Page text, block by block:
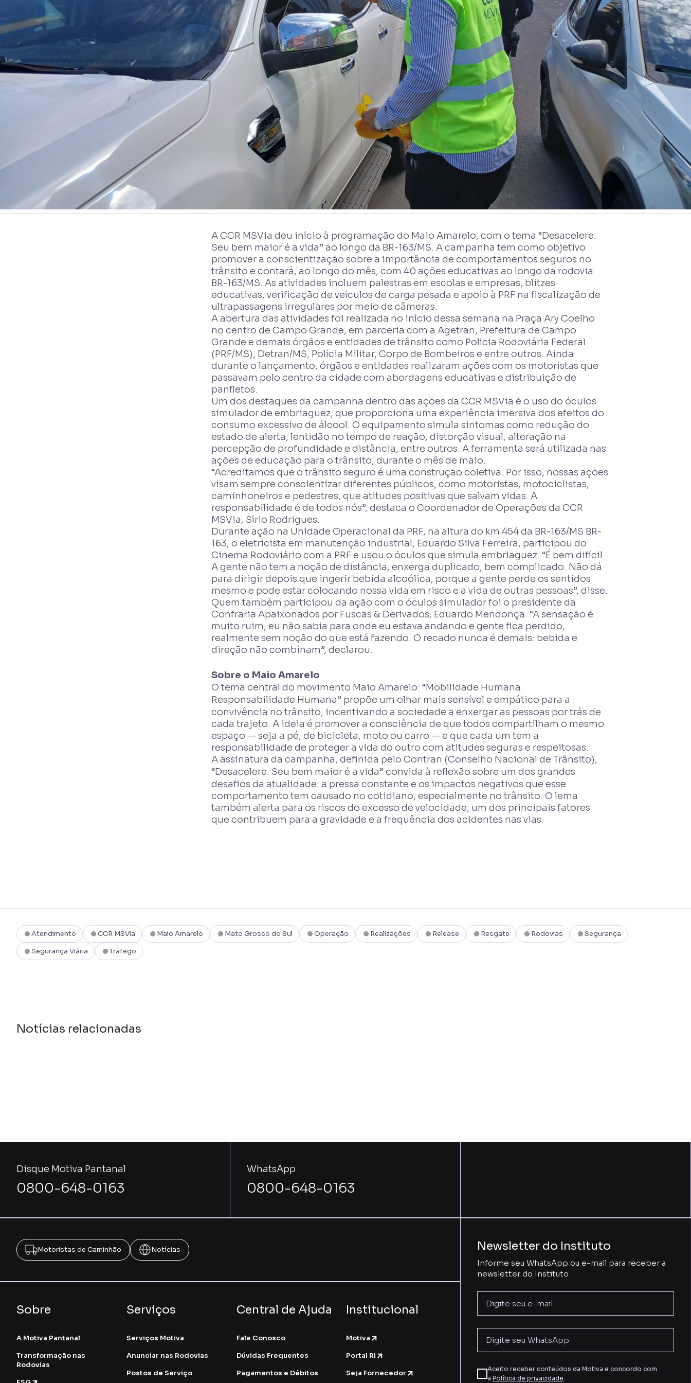
A CCR MSVia deu início à programação do Maio Amarelo, com o tema “Desacelere.
Seu bem maior é a vida” ao longo da BR-163/MS. A campanha tem como objetivo
promover a conscientização sobre a importância de comportamentos seguros no
trânsito e contará, ao longo do mês, com 40 ações educativas ao longo da rodovia
BR-163/MS. As atividades incluem palestras em escolas e empresas, blitzes
educativas, verificação de veículos de carga pesada e apoio à PRF na fiscalização de
ultrapassagens irregulares por meio de câmeras.
A abertura das atividades foi realizada no início dessa semana na Praça Ary Coelho
no centro de Campo Grande, em parceria com a Agetran, Prefeitura de Campo
Grande e demais órgãos e entidades de trânsito como Polícia Rodoviária Federal
(PRF/MS), Detran/MS, Polícia Militar, Corpo de Bombeiros e entre outros. Ainda
durante o lançamento, órgãos e entidades realizaram ações com os motoristas que
passavam pelo centro da cidade com abordagens educativas e distribuição de
panfletos.
Um dos destaques da campanha dentro das ações da CCR MSVia é o uso do óculos
simulador de embriaguez, que proporciona uma experiência imersiva dos efeitos do
consumo excessivo de álcool. O equipamento simula sintomas como redução do
estado de alerta, lentidão no tempo de reação, distorção visual, alteração na
percepção de profundidade e distância, entre outros. A ferramenta será utilizada nas
ações de educação para o trânsito, durante o mês de maio.
“Acreditamos que o trânsito seguro é uma construção coletiva. Por isso, nossas ações
visam sempre conscientizar diferentes públicos, como motoristas, motociclistas,
caminhoneiros e pedestres, que atitudes positivas que salvam vidas. A
responsabilidade é de todos nós”, destaca o Coordenador de Operações da CCR
MSVia, Sírio Rodrigues.
Durante ação na Unidade Operacional da PRF, na altura do km 454 da BR-163/MS BR-
163, o eletricista em manutenção industrial, Eduardo Silva Ferreira, participou do
Cinema Rodoviário com a PRF e usou o óculos que simula embriaguez. “É bem difícil.
A gente não tem a noção de distância, enxerga duplicado, bem complicado. Não dá
para dirigir depois que ingerir bebida alcoólica, porque a gente perde os sentidos
mesmo e pode estar colocando nossa vida em risco e a vida de outras pessoas”, disse.
Quem também participou da ação com o óculos simulador foi o presidente da
Confraria Apaixonados por Fuscas & Derivados, Eduardo Mendonça. “A sensação é
muito ruim, eu não sabia para onde eu estava andando e gente fica perdido,
realmente sem noção do que está fazendo. O recado nunca é demais: bebida e
direção não combinam”, declarou.
Sobre o Maio Amarelo
O tema central do movimento Maio Amarelo: “Mobilidade Humana.
Responsabilidade Humana” propõe um olhar mais sensível e empático para a
convivência no trânsito, incentivando a sociedade a enxergar as pessoas por trás de
cada trajeto. A ideia é promover a consciência de que todos compartilham o mesmo
espaço — seja a pé, de bicicleta, moto ou carro — e que cada um tem a
responsabilidade de proteger a vida do outro com atitudes seguras e respeitosas.
A assinatura da campanha, definida pelo Contran (Conselho Nacional de Trânsito),
“Desacelere. Seu bem maior é a vida” convida à reflexão sobre um dos grandes
desafios da atualidade: a pressa constante e os impactos negativos que esse
comportamento tem causado no cotidiano, especialmente no trânsito. O lema
também alerta para os riscos do excesso de velocidade, um dos principais fatores
que contribuem para a gravidade e a frequência dos acidentes nas vias.
Atendimento CCR MSVia Maio Amarelo Mato Grosso do Sul Operação Realizações Release Resgate Rodovias
Segurança
Segurança Viária
Tráfego
Notícias relacionadas
Disque Motiva Pantanal
0800-648-0163
WhatsApp
0800-648-0163
Motoristas de Caminhão Notícias
Sobre
A Motiva Pantanal
Transformação nas
Rodovias
Serviços
Serviços Motiva
Anunciar nas Rodovias
Postos de Serviço
Central de Ajuda
Fale Conosco
Dúvidas Frequentes
Pagamentos e Débitos
Institucional
Motiva
Portal RI
Seja Fornecedor
Newsletter do Instituto
Informe seu WhatsApp ou e-mail para receber a
newsletter do Instituto
Aceito receber conteúdos da Motiva e concordo com
a Política de privacidade